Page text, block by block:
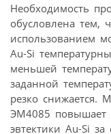
Необходимость
обусловлена тем,
использованием
Au-Si
меньшей
заданной
резко снижается.
ЭМ4085 повышает
эвтектики Au-Si за